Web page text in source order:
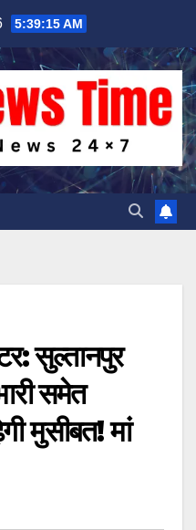
5:39:16 AM
सुल्तानपुर
समेत
मुसीबत! मां